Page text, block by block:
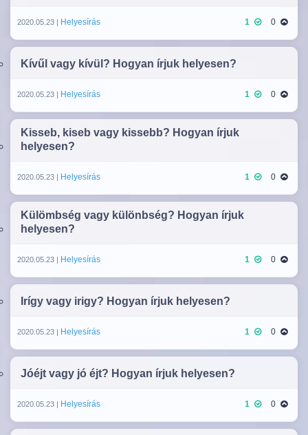
2020.05.23 | Helyesírás 1 0
Kívűl vagy kívül? Hogyan írjuk helyesen?
2020.05.23 | Helyesírás 1 0
Kisseb, kiseb vagy kissebb? Hogyan írjuk
helyesen?
2020.05.23 | Helyesírás 1 0
Külömbség vagy különbség? Hogyan írjuk
helyesen?
2020.05.23 | Helyesírás 1 0
Irígy vagy irigy? Hogyan írjuk helyesen?
2020.05.23 | Helyesírás 1 0
Jóéjt vagy jó éjt? Hogyan írjuk helyesen?
2020.05.23 | Helyesírás 1 0